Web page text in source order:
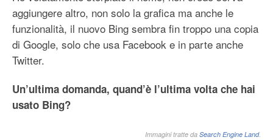
aggiungere altro, non solo la grafica ma anche le
funzionalità, il nuovo Bing sembra fin troppo una copia
di Google, solo che usa Facebook e in parte anche
Twitter.
Un’ultima domanda, quand’è l’ultima volta che hai
usato Bing?
Immagini tratte da Search Engine Land.